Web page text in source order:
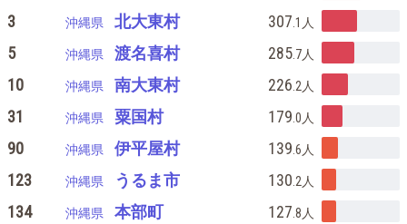
3 沖縄県 北大東村 307 .1 人
5 沖縄県 渡名喜村 285 .7人
10 沖縄県 南大東村 226 .2 人
31 沖縄県 粟国村 179 .0 人
90 沖縄県 伊平屋村 139 .6 人
123 沖縄県 うるま市 130 .2 人
134 沖縄県 本部町 127 .8 人